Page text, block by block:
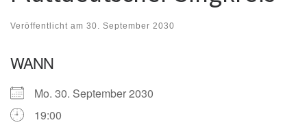
Veröffentlicht am 30. September 2030
WANN
Mo. 30. September 2030
19:00